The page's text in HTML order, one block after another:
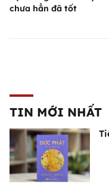
chưa hẳn đã tốt
TIN MỚI NHẤT